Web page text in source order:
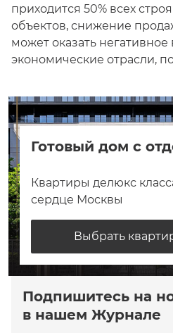
приходится 50% всех
объектов, снижение
может оказать
экономические отрасли,
Готовый дом с
Квартиры делюкс
сердце Москвы
Выбрать
Подпишитесь на
в нашем Журнале